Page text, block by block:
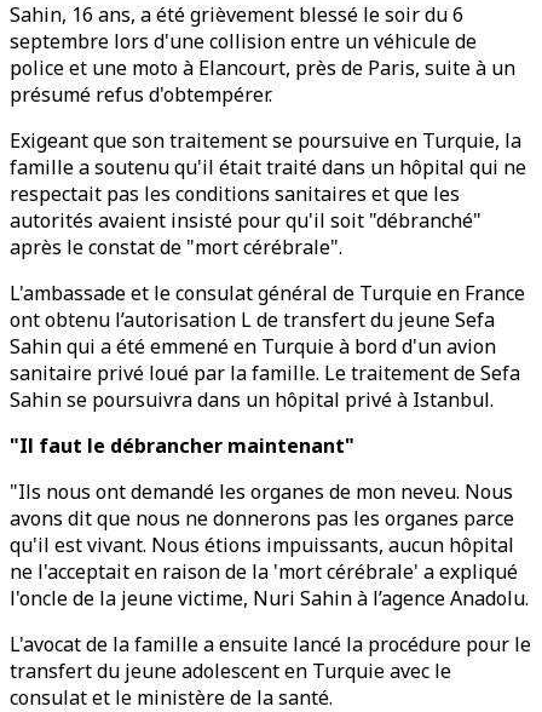
Sahin, 16 ans, a été grièvement blessé le soir du 6
septembre lors d'une collision entre un véhicule de
police et une moto à Elancourt, près de Paris, suite à un
présumé refus d'obtempérer.
Exigeant que son traitement se poursuive en Turquie, la
famille a soutenu qu'il était traité dans un hôpital qui ne
respectait pas les conditions sanitaires et que les
autorités avaient insisté pour qu'il soit "débranché"
après le constat de "mort cérébrale".
L'ambassade et le consulat général de Turquie en France
ont obtenu l’autorisation L de transfert du jeune Sefa
Sahin qui a été emmené en Turquie à bord d'un avion
sanitaire privé loué par la famille. Le traitement de Sefa
Sahin se poursuivra dans un hôpital privé à Istanbul.
"Il faut le débrancher maintenant"
"Ils nous ont demandé les organes de mon neveu. Nous
avons dit que nous ne donnerons pas les organes parce
qu'il est vivant. Nous étions impuissants, aucun hôpital
ne l'acceptait en raison de la 'mort cérébrale' a expliqué
l'oncle de la jeune victime, Nuri Sahin à l’agence Anadolu.
L'avocat de la famille a ensuite lancé la procédure pour le
transfert du jeune adolescent en Turquie avec le
consulat et le ministère de la santé.